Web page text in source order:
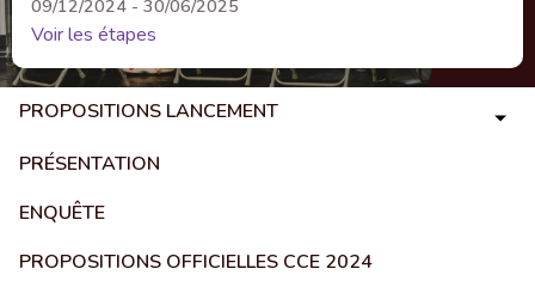
09/12/2024 - 30/06/2025
Voir les étapes
PROPOSITIONS LANCEMENT
PRÉSENTATION
ENQUÊTE
PROPOSITIONS OFFICIELLES CCE 2024